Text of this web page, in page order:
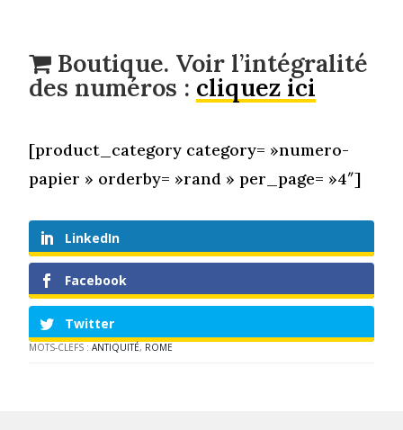
Boutique. Voir l’intégralité
des numéros : cliquez ici
[product_category category= »numero-
papier » orderby= »rand » per_page= »4″]
LinkedIn
Facebook
Twitter
MOTS-CLEFS :ANTIQUITÉ, ROME